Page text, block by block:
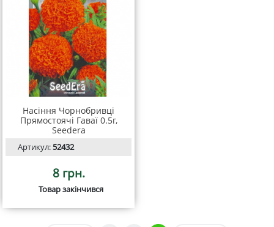
Насіння Чорнобривці
Прямостоячі Гаваї 0.5г,
Seedera
Артикул:52432
8 грн.
Товар закінчився